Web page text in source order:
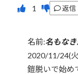
返信
名前:名もな
2020/11/24(
鎧脱いで始め